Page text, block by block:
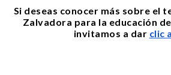
Si deseas conocer más sobre el
Zalvadora para la educación
invitamos a dar clic